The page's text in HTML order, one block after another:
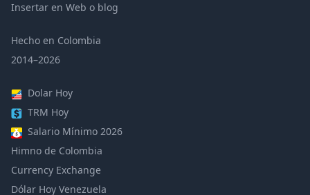
Insertar en Web o blog
Hecho en Colombia
2014–2026
Dolar Hoy
TRM Hoy
Salario Mínimo 2026
Himno de Colombia
Currency Exchange
Dólar Hoy Venezuela